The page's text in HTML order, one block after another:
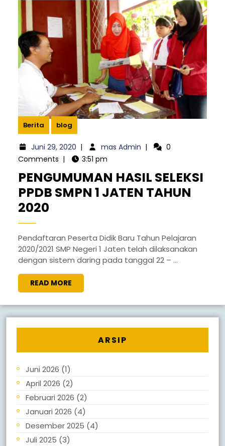
Berita blog
Juni 29, 2020 | mas Admin |
0
Comments | 3:51 pm
PENGUMUMAN HASIL SELEKSI
PPDB SMPN 1 JATEN TAHUN
2020
Pendaftaran Peserta Didik Baru Tahun Pelajaran
2020/2021 SMP Negeri 1 Jaten telah dilaksanakan
dengan sistem daring pada tanggal 22 – ...
READ MORE
ARSIP
Juni 2026 (1)
April 2026 (2)
Februari 2026 (2)
Januari 2026 (4)
Desember 2025 (4)
Juli 2025 (3)